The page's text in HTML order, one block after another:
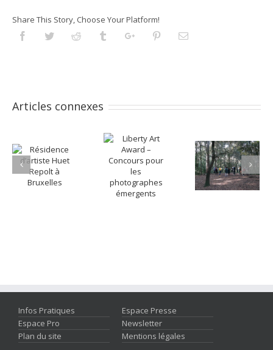
Share This Story, Choose Your Platform!
FacebookTwitterReddit TumblrGoogleplusPinterestEmail
Articles connexes
Infos Pratiques
Espace Presse
Espace Pro
Newsletter
Plan du site
Mentions légales